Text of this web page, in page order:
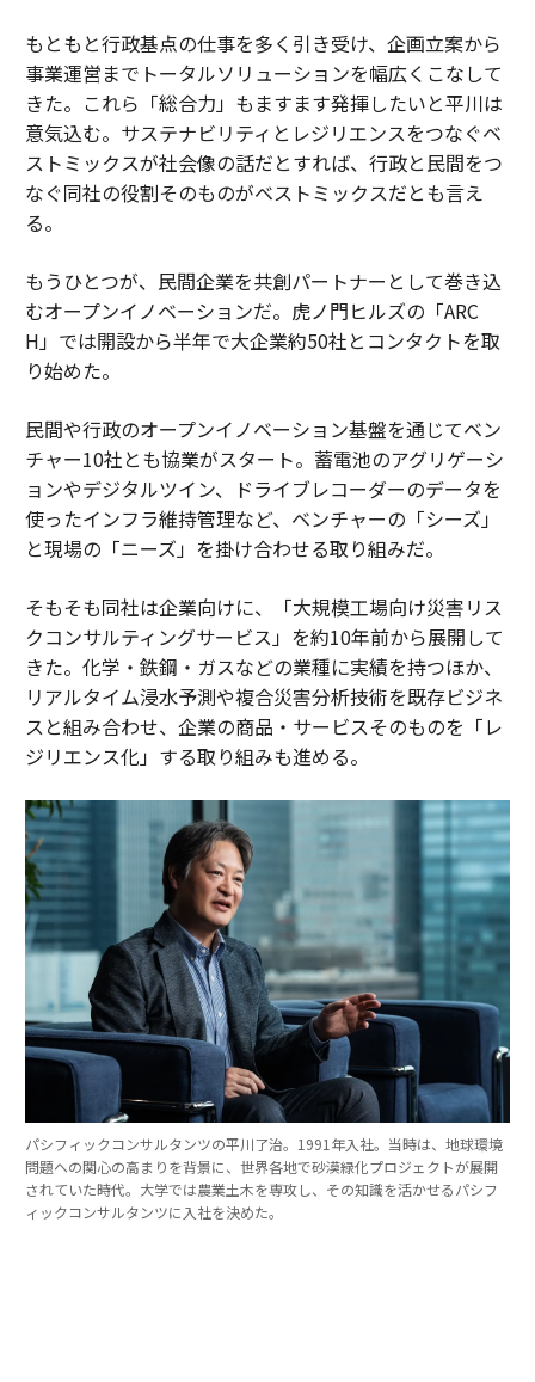
もともと行政基点の仕事を多く引き受け、企画立案から
事業運営までトータルソリューションを幅広くこなして
きた。これら「総合力」もますます発揮したいと平川は
意気込む。サステナビリティとレジリエンスをつなぐベ
ストミックスが社会像の話だとすれば、行政と民間をつ
なぐ同社の役割そのものがベストミックスだとも言え
る。
もうひとつが、民間企業を共創パートナーとして巻き込
むオープンイノベーションだ。虎ノ門ヒルズの「ARC
H」では開設から半年で大企業約50社とコンタクトを取
り始めた。
民間や行政のオープンイノベーション基盤を通じてベン
チャー10社とも協業がスタート。蓄電池のアグリゲーシ
ョンやデジタルツイン、ドライブレコーダーのデータを
使ったインフラ維持管理など、ベンチャーの「シーズ」
と現場の「ニーズ」を掛け合わせる取り組みだ。
そもそも同社は企業向けに、「大規模工場向け災害リス
クコンサルティングサービス」を約10年前から展開して
きた。化学・鉄鋼・ガスなどの業種に実績を持つほか、
リアルタイム浸水予測や複合災害分析技術を既存ビジネ
スと組み合わせ、企業の商品・サービスそのものを「レ
ジリエンス化」する取り組みも進める。
パシフィックコンサルタンツの平川了治。1991年入社。当時は、地球環境
問題への関心の高まりを背景に、世界各地で砂漠緑化プロジェクトが展開
されていた時代。大学では農業土木を専攻し、その知識を活かせるパシフ
ィックコンサルタンツに入社を決めた。